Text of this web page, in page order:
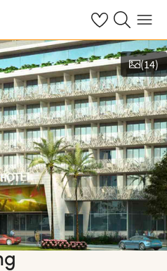
Se dine gemte
Søg påMenu
(14)